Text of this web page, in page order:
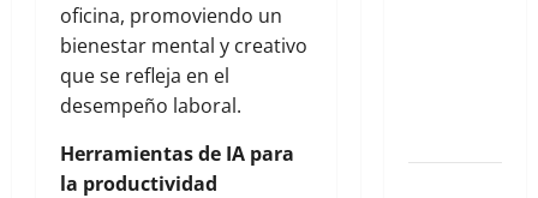
oficina, promoviendo un
bienestar mental y creativo
que se refleja en el
desempeño laboral.
Herramientas de IA para
la productividad